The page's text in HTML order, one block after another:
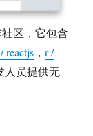
区，它包含
reactjs ，r /
人员提供无